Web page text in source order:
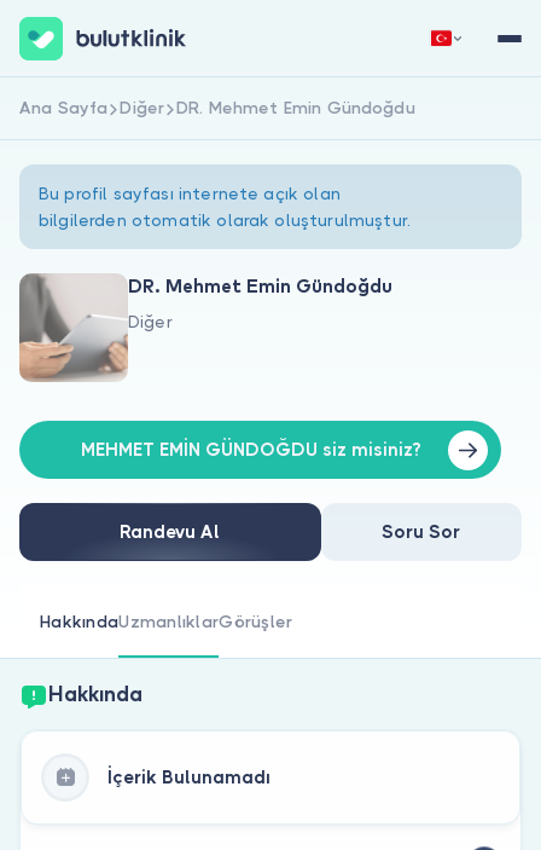
Hakkımızda
Doktorlar için
Doktor musunuz?
Hemen Kaydol Giriş Yap
Ana Sayfa Diğer DR. Mehmet Emin Gündoğdu
Bu profil sayfası internete açık olan
bilgilerden otomatik olarak oluşturulmuştur.
DR. Mehmet Emin Gündoğdu
Diğer
MEHMET EMİN GÜNDOĞDU siz misiniz?
Randevu Al Soru Sor
HakkındaUzmanlıklarGörüşler
Hakkında
İçerik Bulunamadı